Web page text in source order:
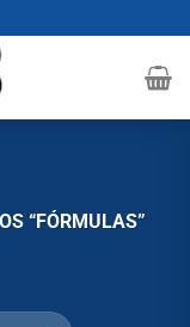
“FÓRMULAS”